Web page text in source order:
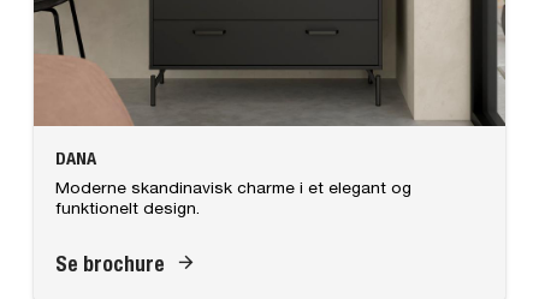
DANA
Moderne skandinavisk charme i et elegant og
funktionelt design.
Se brochure